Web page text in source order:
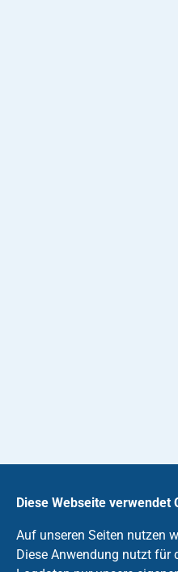
Diese Webseite verwendet
Auf unseren Seiten nutzen
Diese Anwendung nutzt für